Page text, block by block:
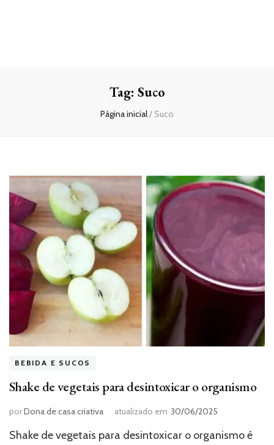
Tag: Suco
Página inicial/ Suco
BEBIDA E SUCOS
Shake de vegetais para desintoxicar o organismo
porDona de casa criativa atualizado em 30/06/2025
Shake de vegetais para desintoxicar o organismo é